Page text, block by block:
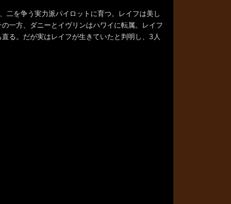
二を争う実力派パイロットに育つ。レイフは美し
一方、ダニーとイヴリンはハワイに転属。レイフ
る。だが実はレイフが生きていたと判明し、3人